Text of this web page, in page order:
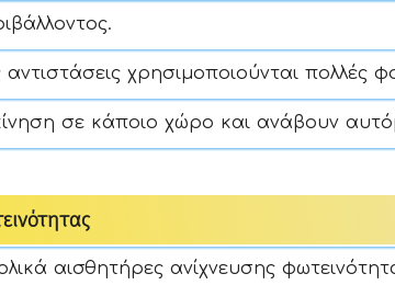
χρησιμοποιούνται πολλές
σε κάποιο χώρο και ανάβουν
αισθητήρες ανίχνευσης